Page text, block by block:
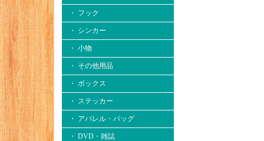
・ フック
・ シンカー
・ 小物
・ その他用品
・ ボックス
・ ステッカー
・ アパレル・バッグ
・ DVD・雑誌